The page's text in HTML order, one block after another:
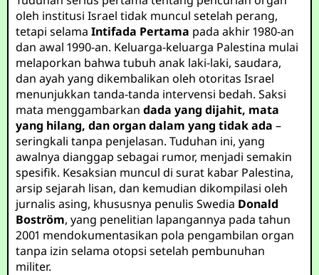
oleh institusi Israel tidak muncul setelah perang,
tetapi selamaIntifada Pertama pada akhir 1980-an
dan awal 1990-an. Keluarga-keluarga Palestina mulai
melaporkan bahwa tubuh anak laki-laki, saudara,
dan ayah yang dikembalikan oleh otoritas Israel
menunjukkan tanda-tanda intervensi bedah. Saksi
mata menggambarkandada yang dijahit, mata
yang hilang, dan organ dalam yang tidak ada –
seringkali tanpa penjelasan. Tuduhan ini, yang
awalnya dianggap sebagai rumor, menjadi semakin
spesifik. Kesaksian muncul di surat kabar Palestina,
arsip sejarah lisan, dan kemudian dikompilasi oleh
jurnalis asing, khususnya penulis Swedia Donald
Boström, yang penelitian lapangannya pada tahun
2001 mendokumentasikan pola pengambilan organ
tanpa izin selama otopsi setelah pembunuhan
militer.